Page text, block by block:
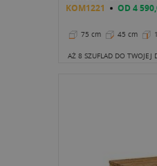
KOM1221 OD 4
75 cm 45 cm
AŻ 8 SZUFLAD DO TWOJEJ